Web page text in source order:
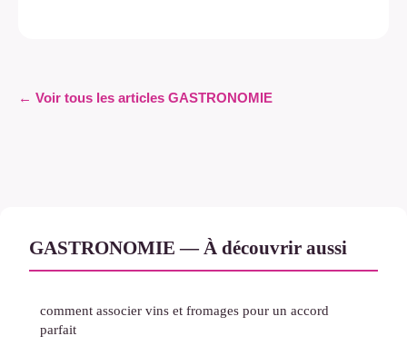
← Voir tous les articles GASTRONOMIE
GASTRONOMIE — À découvrir aussi
comment associer vins et fromages pour un accord
parfait